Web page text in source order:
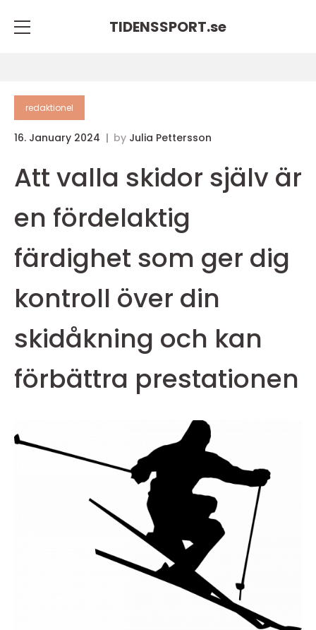
TIDENSSPORT.se
redaktionel
16. January 2024 by Julia Pettersson
Att valla skidor själv är
en fördelaktig
färdighet som ger dig
kontroll över din
skidåkning och kan
förbättra prestationen